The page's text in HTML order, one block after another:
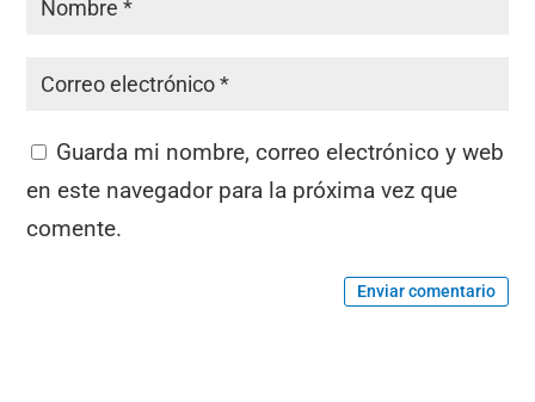
Guarda mi nombre, correo electrónico y web
en este navegador para la próxima vez que
comente.
Enviar comentario